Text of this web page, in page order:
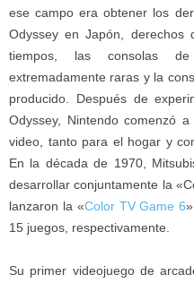
ese campo era obtener los
Odyssey en Japón, derechos
tiempos, las consolas
extremadamente raras y la
producido. Después de
Odyssey, Nintendo comenzó
video, tanto para el hogar y
En la década de 1970,
desarrollar conjuntamente la
lanzaron la «Color TV Game 6
15 juegos, respectivamente.
Su primer videojuego de